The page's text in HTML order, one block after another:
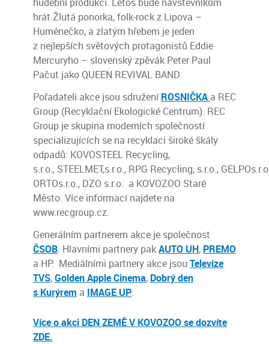
hrát Žlutá ponorka, folk-rock z Lipova –
Huménečko, a zlatým hřebem je jeden
z nejlepších světových protagonistů Eddie
Mercuryho – slovenský zpěvák Peter Paul
Pačut jako QUEEN REVIVAL BAND.
Pořadateli akce jsou sdruženíROSNIČKA a REC
Group (Recyklační Ekologické Centrum). REC
Group je skupina moderních společností
specializujících se na recyklaci široké škály
odpadů: KOVOSTEEL Recycling,
s.r.o., STEELMET,s.r.o., RPG Recycling, s.r.o.,
ORTOs.r.o., DZO s.r.o. a KOVOZOO Staré
Město. Více informací najdete na
www.recgroup.cz.
Generálním partnerem akce je společnost
ČSOB. Hlavními partnery pakAUTO UH, PREMO
a HP. Mediálními partnery akce jsou Televize
TVS,Golden Apple Cinema, Dobrý den
s Kurýrem a IMAGE UP.
Více o akci DEN ZEMĚ V KOVOZOO se dozvíte
ZDE.